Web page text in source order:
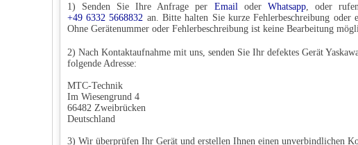
1) Senden Sie Ihre Anfrage per Email oder Whatsapp , oder
+49 6332 5668832 an. Bitte halten Sie kurze Fehlerbeschreibung oder
Ohne Gerätenummer oder Fehlerbeschreibung ist keine Bearbeitung
2) Nach Kontaktaufnahme mit uns, senden Sie Ihr defektes Gerät
folgende Adresse:
MTC-Technik
Im Wiesengrund 4
66482 Zweibrücken
Deutschland
3) Wir überprüfen Ihr Gerät und erstellen Ihnen einen unverbindlichen